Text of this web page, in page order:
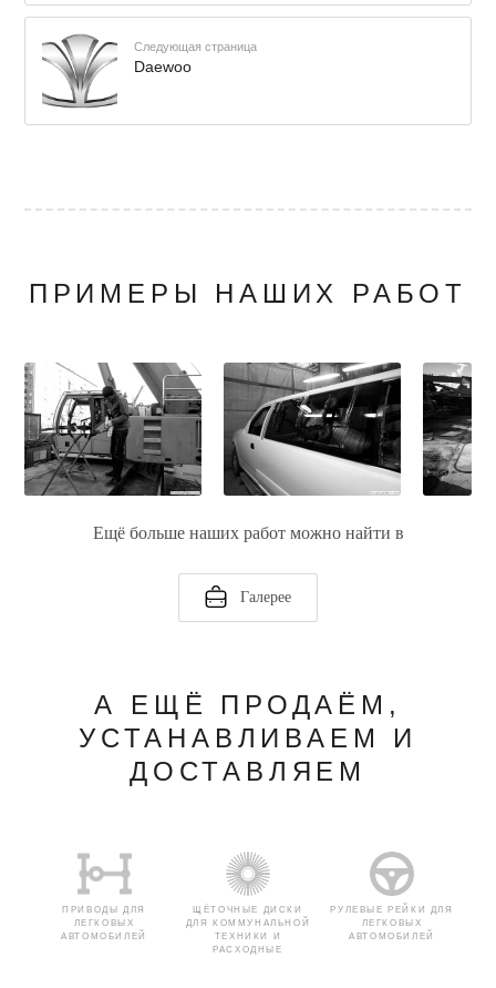
Следующая страница
Daewoo
ПРИМЕРЫ НАШИХ РАБОТ
Ещё больше наших работ можно найти в
Галерее
А ЕЩЁ ПРОДАЁМ,
УСТАНАВЛИВАЕМ И
ДОСТАВЛЯЕМ
ПРИВОДЫ ДЛЯ
ЛЕГКОВЫХ
АВТОМОБИЛЕЙ
ЩЁТОЧНЫЕ ДИСКИ
ДЛЯ КОММУНАЛЬНОЙ
ТЕХНИКИ И
РАСХОДНЫЕ
РУЛЕВЫЕ РЕЙКИ ДЛЯ
ЛЕГКОВЫХ
АВТОМОБИЛЕЙ